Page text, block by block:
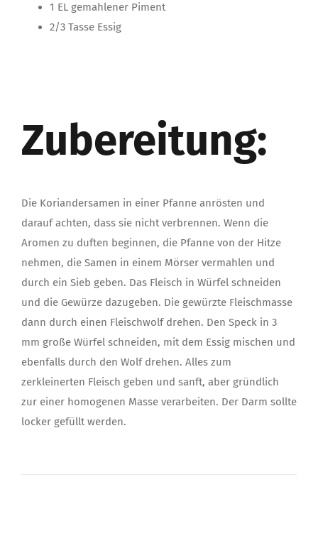
1 EL gemahlener Piment
2/3 Tasse Essig
Zubereitung:
Die Koriandersamen in einer Pfanne anrösten und
darauf achten, dass sie nicht verbrennen. Wenn die
Aromen zu duften beginnen, die Pfanne von der Hitze
nehmen, die Samen in einem Mörser vermahlen und
durch ein Sieb geben. Das Fleisch in Würfel schneiden
und die Gewürze dazugeben. Die gewürzte Fleischmasse
dann durch einen Fleischwolf drehen. Den Speck in 3
mm große Würfel schneiden, mit dem Essig mischen und
ebenfalls durch den Wolf drehen. Alles zum
zerkleinerten Fleisch geben und sanft, aber gründlich
zur einer homogenen Masse verarbeiten. Der Darm sollte
locker gefüllt werden.